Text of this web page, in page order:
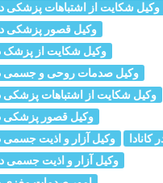
وکیل شکایت از اشتباهات پزشکی
وکیل قصور پزشکی
وکیل شکایت از پزشک در
وکیل صدمات روحی و جسمی در
وکیل شکایت از اشتباهات پزشکی در
وکیل قصور پزشکی در
وکیل آزار و اذیت جسمی
وکیل آزار و اذیت جسمی